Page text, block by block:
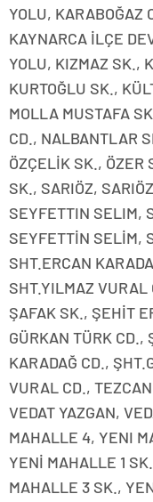
YOLU, KARABOĞAZ
KAYNARCA İLÇE
YOLU, KIZMAZ SK.,
KURTOĞLU SK.,
MOLLA MUSTAFA
CD., NALBANTLAR
ÖZÇELİK SK., ÖZER
SK., SARIÖZ,
SEYFETTIN SELIM,
SEYFETTİN SELİM,
SHT.ERCAN
SHT.YILMAZ VURAL
ŞAFAK SK., ŞEHİT
GÜRKAN TÜRK CD.,
KARADAĞ CD.,
VURAL CD.,
VEDAT YAZGAN,
MAHALLE 4, YENI
YENİ MAHALLE 1
MAHALLE 3 SK.,